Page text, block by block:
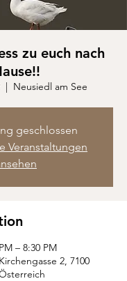
zu euch nach
  |
Neusiedl am See
geschlossen
Veranstaltungen
– 8:30 PM
2, 7100